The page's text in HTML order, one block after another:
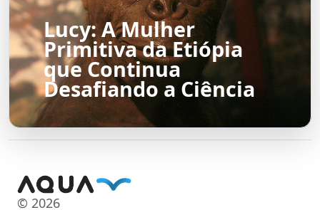
Lucy: A Mulher
Primitiva da Etiópia
que Continua
Desafiando a Ciência
© 2026